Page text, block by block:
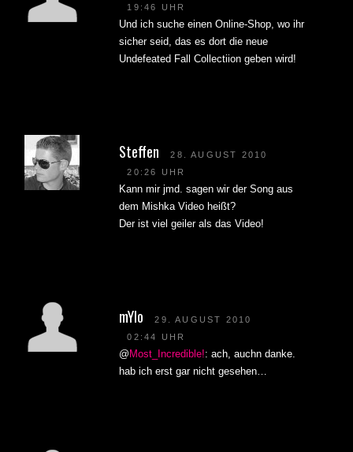
19:46 UHR
Und ich suche einen Online-Shop, wo ihr
sicher seid, das es dort die neue
Undefeated Fall Collectiion geben wird!
Steffen
28. AUGUST 2010
20:26 UHR
Kann mir jmd. sagen wir der Song aus
dem Mishka Video heißt?
Der ist viel geiler als das Video!
mYlo
29. AUGUST 2010
02:44 UHR
@ Most_Incredible!: ach, auchn danke.
hab ich erst gar nicht gesehen…